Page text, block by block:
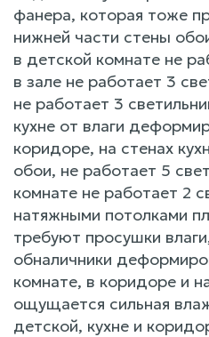
фанера, которая тоже
нижней части стены
в детской комнате не
в зале не работает 3
не работает 3
кухне от влаги
коридоре, на стенах
обои, не работает 5
комнате не работает 2
натяжными потолками
требуют просушки
обналичники
комнате, в коридоре и
ощущается сильная
детской, кухне и